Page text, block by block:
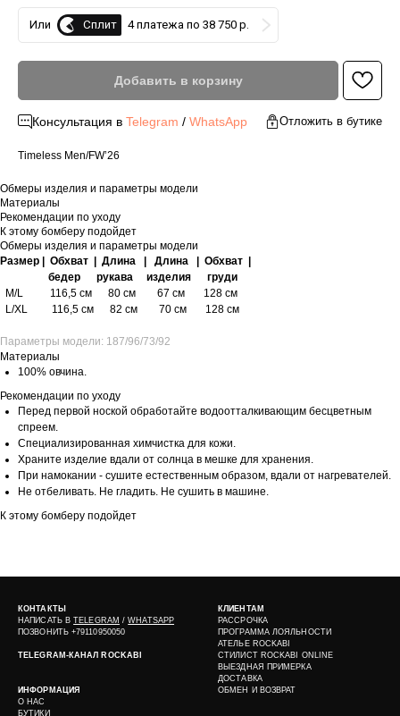
Или Сплит 4 платежа по 38 750 р.
Добавить в корзину
Консультация в Telegram / WhatsApp Отложить в бутике
Timeless Men/FW’26
Обмеры изделия и параметры модели
Материалы
Рекомендации по уходу
К этому бомберу подойдет
Обмеры изделия и параметры модели
Размер | Обхват | Длина | Длина | Обхват |
бедер рукава изделия груди
M/L 116,5 см 80 см 67 см 128 см
L/XL 116,5 см 82 см 70 см 128 см
Параметры модели: 187/96/73/92
Материалы
100% овчина.
Рекомендации по уходу
Перед первой ноской обработайте водоотталкивающим бесцветным
спреем.
Специализированная химчистка для кожи.
Храните изделие вдали от солнца в мешке для хранения.
При намокании - сушите естественным образом, вдали от нагревателей.
Не отбеливать. Не гладить. Не сушить в машине.
К этому бомберу подойдет
КОНТАКТЫ
НАПИСАТЬ ВTELEGRAM / WHATSAPP
ПОЗВОНИТЬ +79110950050
TELEGRAM-КАНАЛ ROCKABI
ИНФОРМАЦИЯ
О НАС
БУТИКИ
КЛИЕНТАМ
РАССРОЧКА
ПРОГРАММА ЛОЯЛЬНОСТИ
АТЕЛЬЕ ROCKABI
СТИЛИСТ ROCKABI ONLINE
ВЫЕЗДНАЯ ПРИМЕРКА
ДОСТАВКА
ОБМЕН И ВОЗВРАТ